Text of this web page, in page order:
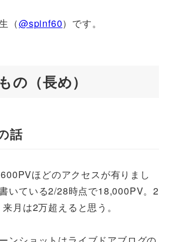
（@spinf60）です。
の（長め）
話
ほどのアクセスが有りまし
いている2/28時点で18,000PV。2
月は2万超えると思う。